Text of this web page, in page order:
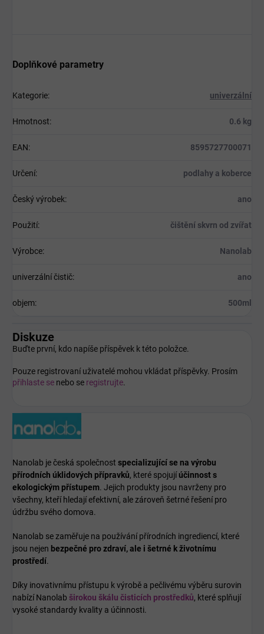
Doplňkové parametry
Kategorie: univerzální
Hmotnost: 0.6 kg
EAN: 8595727700071
Určení: podlahy a koberce
Český výrobek: ano
Použití: čištění skvrn od zvířat
Výrobce: Nanolab
univerzální čistič: ano
objem: 500ml
Diskuze
Buďte první, kdo napíše příspěvek k této položce.
Pouze registrovaní uživatelé mohou vkládat příspěvky. Prosím
přihlaste se nebo se registrujte.
Nanolab je česká společnost specializující se na výrobu
přírodních úklidových přípravků, které spojujíúčinnost s
ekologickým přístupem. Jejich produkty jsou navrženy pro
všechny, kteří hledají efektivní, ale zároveň šetrné řešení pro
údržbu svého domova.
Nanolab se zaměřuje na používání přírodních ingrediencí, které
jsou nejen bezpečné pro zdraví, ale i šetrné k životnímu
prostředí.
Díky inovativnímu přístupu k výrobě a pečlivému výběru surovin
nabízí Nanolab širokou škálu čisticích prostředků, které splňují
vysoké standardy kvality a účinnosti.